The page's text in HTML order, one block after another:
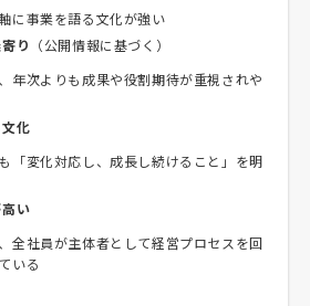
に事業を語る文化が強い
り （公開情報に基づく）
年次よりも成果や役割期待が重視されや
化
「変化対応し、成長し続けること」を明
い
全社員が主体者として経営プロセスを回
いる